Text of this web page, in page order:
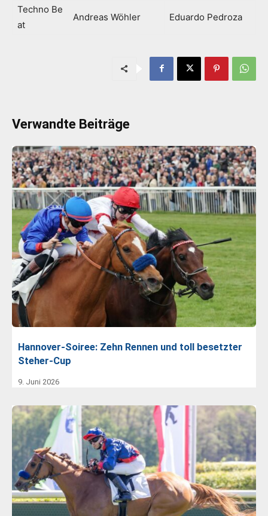
Techno Be
at
Andreas Wöhler Eduardo Pedroza
Verwandte Beiträge
Hannover-Soiree: Zehn Rennen und toll besetzter
Steher-Cup
9. Juni 2026